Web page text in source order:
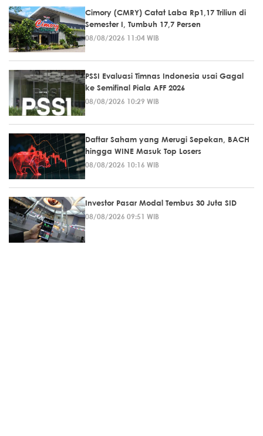
Cimory (CMRY) Catat Laba Rp1,17 Triliun di
Semester I, Tumbuh 17,7 Persen
08/08/2026 11:04 WIB
PSSI Evaluasi Timnas Indonesia usai Gagal
ke Semifinal Piala AFF 2026
08/08/2026 10:29 WIB
Daftar Saham yang Merugi Sepekan, BACH
hingga WINE Masuk Top Losers
08/08/2026 10:16 WIB
Investor Pasar Modal Tembus 30 Juta SID
08/08/2026 09:51 WIB